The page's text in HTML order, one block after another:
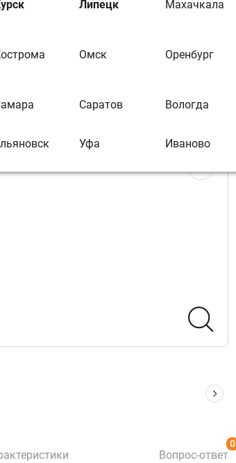
Липецк Махачкала
Омск Оренбург
Саратов Вологда
Уфа Иваново
Вопрос-ответ
0